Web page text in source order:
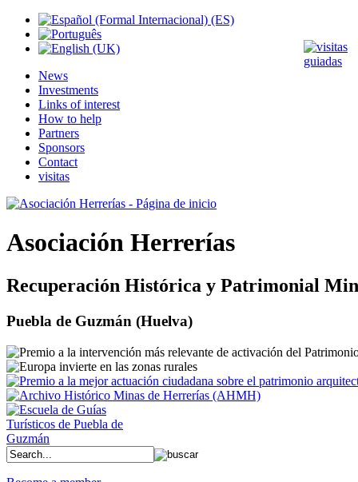
News
Investments
Links of interest
How to help
Partners
Sponsors
Contact
visitas
Asociación Herrerías
Recuperación Histórica y Patrimonial
Puebla de Guzmán (Huelva)